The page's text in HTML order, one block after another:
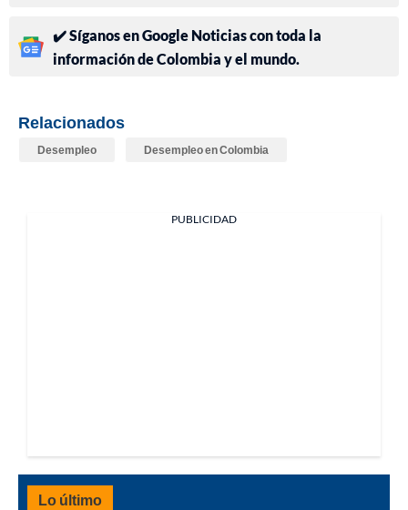
✔️ Síganos en Google Noticias con toda la
información de Colombia y el mundo.
Relacionados
Desempleo Desempleo en Colombia
PUBLICIDAD
Lo último